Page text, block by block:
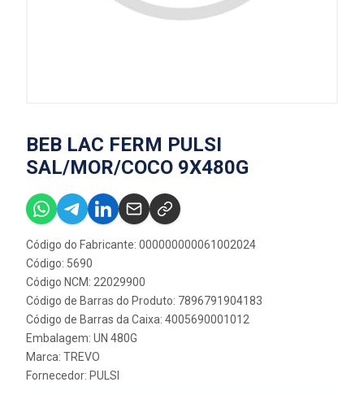
BEB LAC FERM PULSI
SAL/MOR/COCO 9X480G
Código do Fabricante: 000000000061002024
Código: 5690
Código NCM: 22029900
Código de Barras do Produto: 7896791904183
Código de Barras da Caixa: 4005690001012
Embalagem: UN 480G
Marca: TREVO
Fornecedor: PULSI